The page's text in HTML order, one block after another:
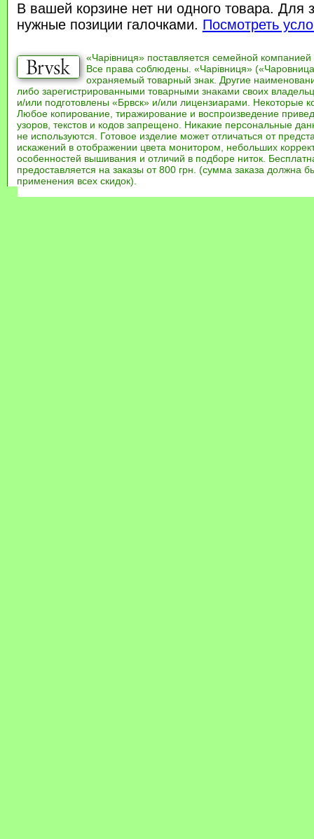
В вашей корзине нет ни одного товара. Для
нужные позиции галочками. Посмотреть
«Чарівниця» поставляется семейной компанией
Все права соблюдены. «Чарівниця»
охраняемый товарный знак. Другие
либо зарегистрированными товарными знаками своих
и/или подготовлены «Брвск» и/или лицензиарами. Некоторые
Любое копирование, тиражирование и воспроизведение
узоров, текстов и кодов запрещено. Никакие персональные
не используются. Готовое изделие может отличаться от
искажений в отображении цвета монитором, небольших
особенностей вышивания и отличий в подборе ниток.
предоставляется на заказы от 800 грн. (сумма заказа должна
применения всех скидок).